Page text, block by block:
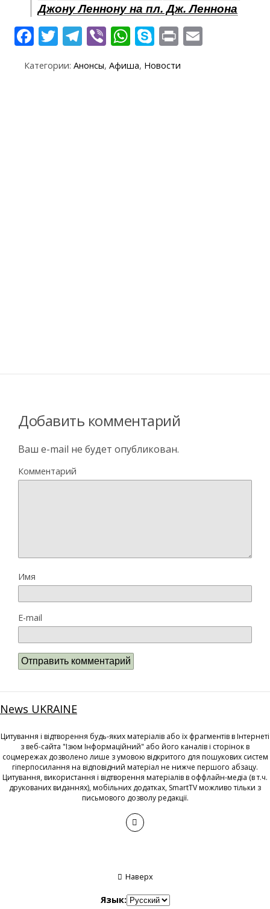
Джону Леннону на пл. Дж. Леннона
F
e
T
itt
T
e
Vi
b
er
W
at
S
y
Pr
t
Категории: Анонсы, Афиша, Новости
Добавить комментарий
Ваш e-mail не будет опубликован.
Комментарий
Имя
E-mail
News UKRAINE
Цитування і відтворення будь-яких матеріалів або їх фрагментів в Інтернеті
з веб-сайта "Ізюм Інформаційний" або його каналів і сторінок в
соцмережах дозволено лише з умовою відкритого для пошукових систем
гіперпосилання на відповідний матеріал не нижче першого абзацу.
Цитування, використання і відтворення матеріалів в оффлайн-медіа (в т.ч.
друкованих виданнях), мобільних додатках, SmartTV можливо тільки з
письмового дозволу редакції.
Наверх
Язык: